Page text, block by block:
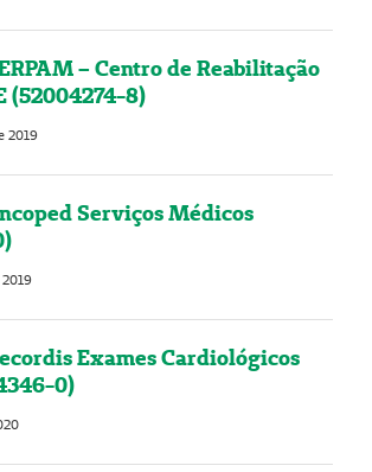
– Centro de Reabilitação
(52004274-8)
2019
Serviços Médicos
2019
Exames Cardiológicos
0)